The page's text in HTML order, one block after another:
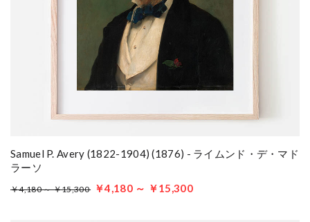
Samuel P. Avery (1822-1904) (1876) - ライムンド・デ・マド
ラーソ
￥4,180 ～ ￥15,300 ￥4,180 ～ ￥15,300